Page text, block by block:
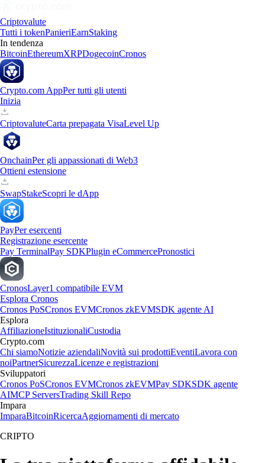
Criptovalute
Tutti i tokenPanieriEarnStaking
In tendenza
BitcoinEthereumXRPDogecoinCronos
Crypto.com AppPer tutti gli utenti
Inizia
CriptovaluteCarta prepagata VisaLevel Up
OnchainPer gli appassionati di Web3
Ottieni estensione
SwapStakeScopri le dApp
PayPer esercenti
Registrazione esercente
Pay TerminalPay SDKPlugin eCommercePronostici
CronosLayer1 compatibile EVM
Esplora Cronos
Cronos PoSCronos EVMCronos zkEVMSDK agente AI
Esplora
AffiliazioneIstituzionaliCustodia
Crypto.com
Chi siamoNotizie aziendaliNovità sui prodottiEventiLavora con
noiPartnerSicurezzaLicenze e registrazioni
Sviluppatori
Cronos PoSCronos EVMCronos zkEVMPay SDKSDK agente
AIMCP ServersTrading Skill Repo
Impara
ImparaBitcoinRicercaAggiornamenti di mercato
CRIPTO